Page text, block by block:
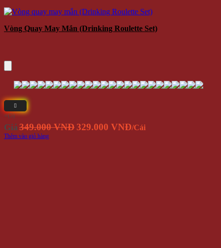
Vòng Quay May Mắn (Drinking Roulette Set)
⭐(5)
Giá349.000 VNĐ Giá
gốc
329.000 VNĐGiá
hiện
/Cái
Thêm vào giỏ hàng